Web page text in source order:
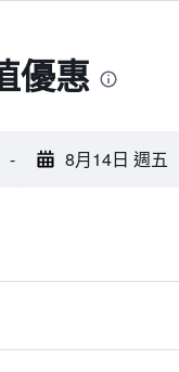
優惠
- 8月14日 週五